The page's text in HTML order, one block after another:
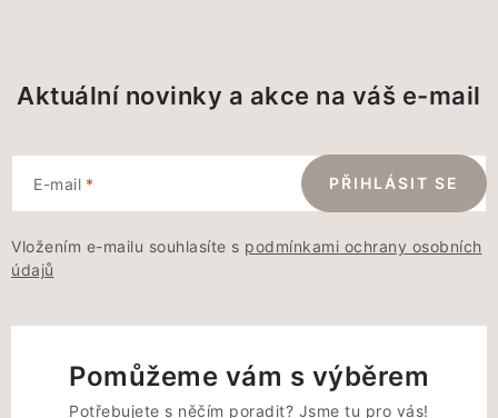
Aktuální novinky a akce na váš e-mail
E-mail
Vložením e-mailu souhlasíte s podmínkami ochrany osobních
údajů
PŘIHLÁSIT SE
Pomůžeme vám s výběrem
Potřebujete s něčím poradit? Jsme tu pro vás!